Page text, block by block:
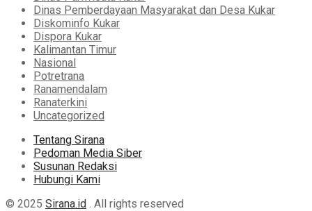
Dinas Pemberdayaan Masyarakat dan Desa Kukar
Diskominfo Kukar
Dispora Kukar
Kalimantan Timur
Nasional
Potretrana
Ranamendalam
Ranaterkini
Uncategorized
Tentang Sirana
Pedoman Media Siber
Susunan Redaksi
Hubungi Kami
© 2025 Sirana.id . All rights reserved